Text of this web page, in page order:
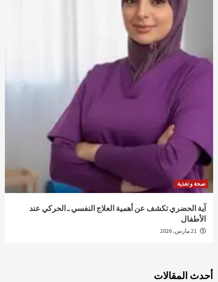
صحة و تغذية
آية الحضري تكشف عن أهمية العلاج النفسي ـ الحركي عند
الأطفال
أحدث المقالات